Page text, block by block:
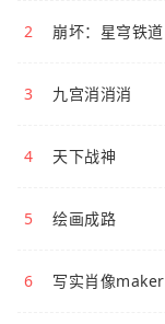
2 崩坏：星穹铁道
3 九宫消消消
4 天下战神
5 绘画成路
6 写实肖像maker